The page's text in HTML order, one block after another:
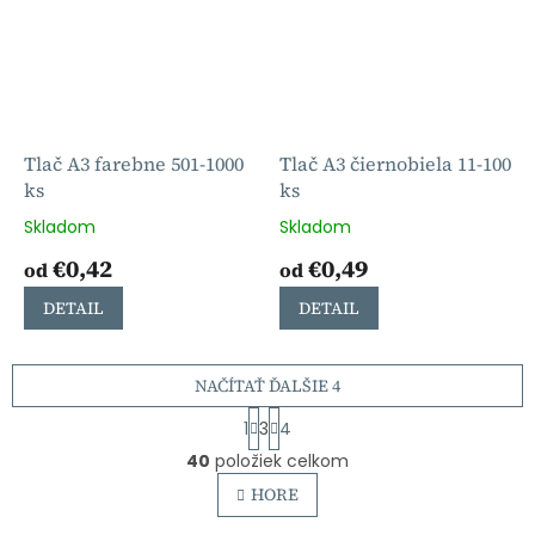
Tlač A3 farebne 501-1000
ks
Skladom
od€0,42
DETAIL
Tlač A3 čiernobiela 11-100
ks
Skladom
od€0,49
DETAIL
O
v
l
á
NAČÍTAŤ ĎALŠIE 4
S
t
r
á
n
k
1 3 4
40 položiek celkom
HORE